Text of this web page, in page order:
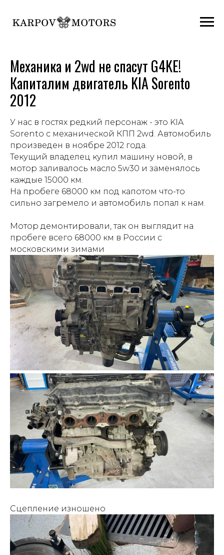
Механика и 2wd не спасут G4KE!
Капиталим двигатель KIA Sorento
2012
У нас в гостях редкий персонаж - это KIA
Sorento с механической КПП 2wd. Автомобиль
произведен в ноябре 2012 года.
Текущий владелец купил машину новой, в
мотор заливалось масло 5w30 и заменялось
каждые 15000 км.
На пробеге 68000 км под капотом что-то
сильно загремело и автомобиль попал к нам.
Мотор демонтировали, так он выглядит на
пробеге всего 68000 км в России с
московскими зимами
Сцепление изношено